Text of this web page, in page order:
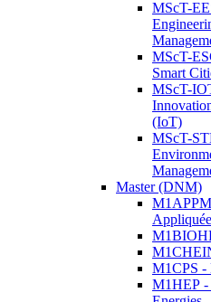
MScT-
MScT-
Smart
MScT-
(IoT)
MScT-
Master (DNM)
M1CPS -
M1HEP -